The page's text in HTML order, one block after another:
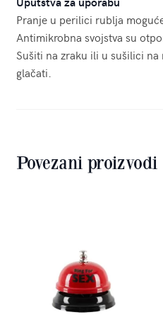
Pranje u perilici rublja
Antimikrobna svojstva su
Sušiti na zraku ili u sušilici
glačati.
Povezani proizvodi